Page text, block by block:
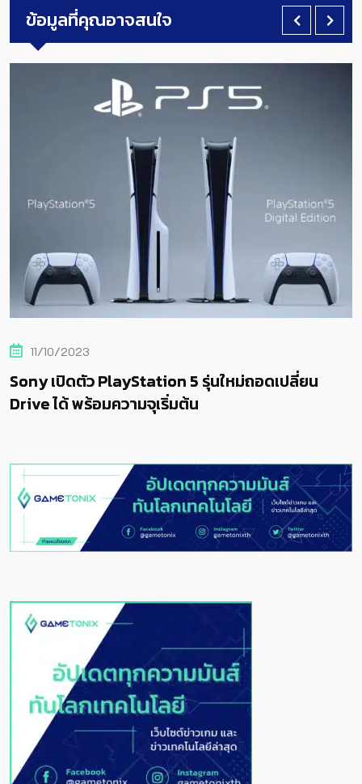
ข้อมูลที่คุณอาจสนใจ
11/10/2023
Sony เปิดตัว PlayStation 5 รุ่นใหม่ถอดเปลี่ยน
Drive ได้ พร้อมความจุเริ่มต้น